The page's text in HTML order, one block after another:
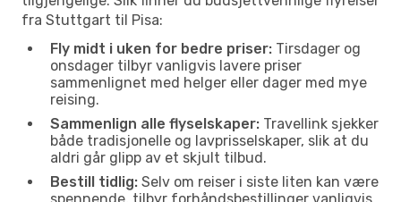
fra Stuttgart til Pisa:
Fly midt i uken for bedre priser: Tirsdager og
onsdager tilbyr vanligvis lavere priser
sammenlignet med helger eller dager med mye
reising.
Sammenlign alle flyselskaper: Travellink sjekker
både tradisjonelle og lavprisselskaper, slik at du
aldri går glipp av et skjult tilbud.
Bestill tidlig: Selv om reiser i siste liten kan være